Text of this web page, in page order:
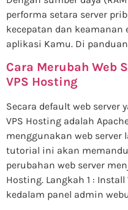
performa setara server
kecepatan dan
aplikasi Kamu. Di
Cara Merubah Web
VPS Hosting
Secara default web server
VPS Hosting adalah
menggunakan web server
tutorial ini akan
perubahan web server
Hosting. Langkah 1 : Install
kedalam panel admin